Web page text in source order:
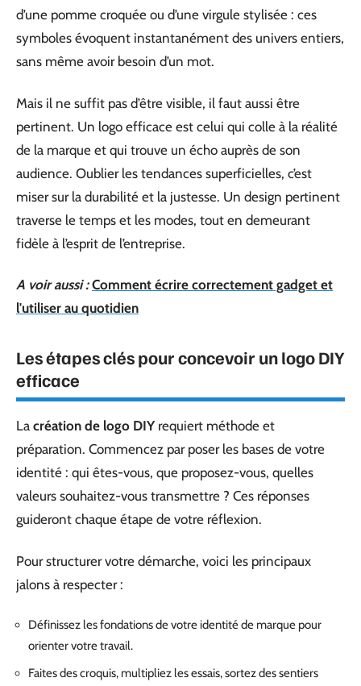
d’une pomme croquée ou d’une virgule stylisée : ces
symboles évoquent instantanément des univers entiers,
sans même avoir besoin d’un mot.
Mais il ne suffit pas d’être visible, il faut aussi être
pertinent. Un logo efficace est celui qui colle à la réalité
de la marque et qui trouve un écho auprès de son
audience. Oublier les tendances superficielles, c’est
miser sur la durabilité et la justesse. Un design pertinent
traverse le temps et les modes, tout en demeurant
fidèle à l’esprit de l’entreprise.
A voir aussi : Comment écrire correctement gadget et
l'utiliser au quotidien
Les étapes clés pour concevoir un logo DIY
efficace
La création de logo DIYrequiert méthode et
préparation. Commencez par poser les bases de votre
identité : qui êtes-vous, que proposez-vous, quelles
valeurs souhaitez-vous transmettre ? Ces réponses
guideront chaque étape de votre réflexion.
Pour structurer votre démarche, voici les principaux
jalons à respecter :
Définissez les fondations de votre identité de marque pour
orienter votre travail.
Faites des croquis, multipliez les essais, sortez des sentiers